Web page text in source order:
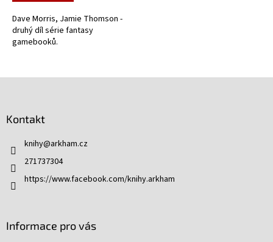
Dave Morris, Jamie Thomson -
druhý díl série fantasy
gamebooků.
Kontakt
knihy@arkham.cz
271737304
https://www.facebook.com/knihy.arkham
Informace pro vás